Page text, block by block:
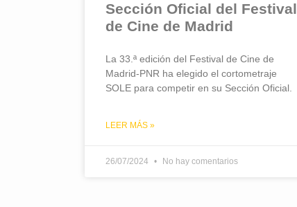
Sección Oficial del Festival
de Cine de Madrid
La 33.ª edición del Festival de Cine de
Madrid-PNR ha elegido el cortometraje
SOLE para competir en su Sección Oficial.
LEER MÁS »
26/07/2024 No hay comentarios